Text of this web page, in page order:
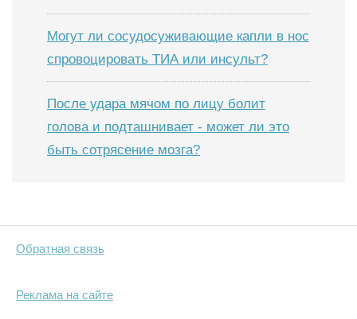
Могут ли сосудосуживающие капли в нос
спровоцировать ТИА или инсульт?
После удара мячом по лицу болит
голова и подташнивает - может ли это
быть сотрясение мозга?
Обратная связь
Реклама на сайте